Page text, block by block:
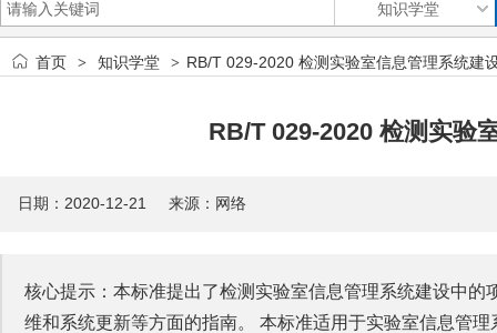
首页 > 知识学堂 > RB/T 029-2020 检测实验室信息管理系统建
RB/T 029-2020 检测实验
日期：2020-12-21 来源：网络
核心提示：本标准提出了检测实验室信息管理系统建设中
维和系统更新等方面的指南。 本标准适用于实验室信息管